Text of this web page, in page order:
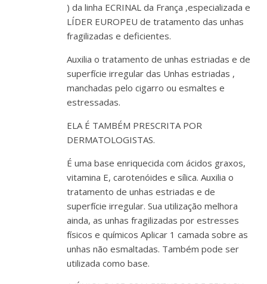
) da linha ECRINAL da França ,especializada e
LÍDER EUROPEU de tratamento das unhas
fragilizadas e deficientes.
Auxilia o tratamento de unhas estriadas e de
superfície irregular das Unhas estriadas ,
manchadas pelo cigarro ou esmaltes e
estressadas.
ELA É TAMBÉM PRESCRITA POR
DERMATOLOGISTAS.
É uma base enriquecida com ácidos graxos,
vitamina E, carotenóides e sílica. Auxilia o
tratamento de unhas estriadas e de
superfície irregular. Sua utilização melhora
ainda, as unhas fragilizadas por estresses
físicos e químicos Aplicar 1 camada sobre as
unhas não esmaltadas. Também pode ser
utilizada como base.